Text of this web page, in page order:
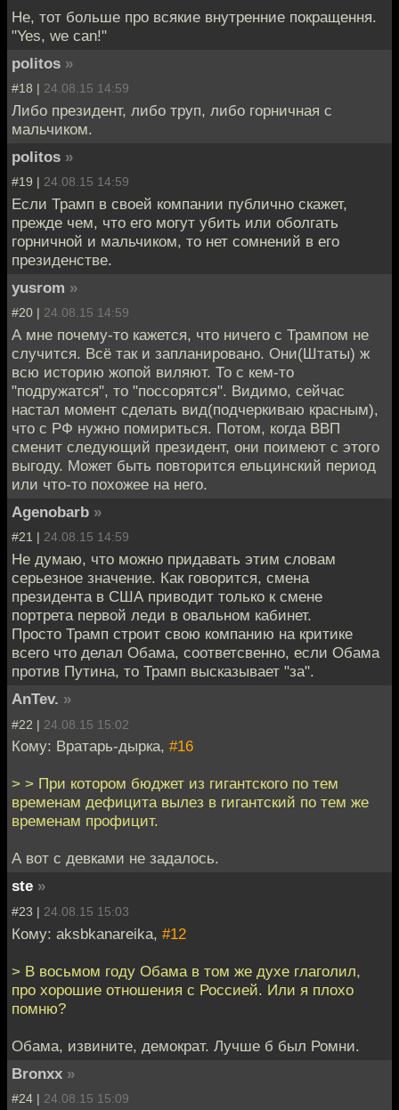
Не, тот больше про всякие внутренние покращення.
"Yes, we can!"
politos »
#18 | 24.08.15 14:59
Либо президент, либо труп, либо горничная с
мальчиком.
politos »
#19 | 24.08.15 14:59
Если Трамп в своей компании публично скажет,
прежде чем, что его могут убить или оболгать
горничной и мальчиком, то нет сомнений в его
президенстве.
yusrom »
#20 | 24.08.15 14:59
А мне почему-то кажется, что ничего с Трампом не
случится. Всё так и запланировано. Они(Штаты) ж
всю историю жопой виляют. То с кем-то
"подружатся", то "поссорятся". Видимо, сейчас
настал момент сделать вид(подчеркиваю красным),
что с РФ нужно помириться. Потом, когда ВВП
сменит следующий президент, они поимеют с этого
выгоду. Может быть повторится ельцинский период
или что-то похожее на него.
Agenobarb »
#21 | 24.08.15 14:59
Не думаю, что можно придавать этим словам
серьезное значение. Как говорится, смена
президента в США приводит только к смене
портрета первой леди в овальном кабинет.
Просто Трамп строит свою компанию на критике
всего что делал Обама, соответсвенно, если Обама
против Путина, то Трамп высказывает "за".
AnTev. »
#22 | 24.08.15 15:02
Кому: Вратарь-дырка, #16
> > При котором бюджет из гигантского по тем
временам дефицита вылез в гигантский по тем же
временам профицит.
А вот с девками не задалось.
ste »
#23 | 24.08.15 15:03
Кому: aksbkanareika, #12
> В восьмом году Обама в том же духе глаголил,
про хорошие отношения с Россией. Или я плохо
помню?
Обама, извините, демократ. Лучше б был Ромни.
Bronxx »
#24 | 24.08.15 15:09